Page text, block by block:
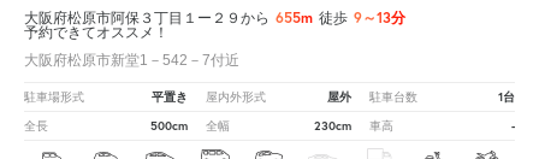
大阪府松原市阿保３丁目１ー２９から 655m 徒歩 9～13分
予約できてオススメ！
大阪府松原市新堂1－542－7付近
駐車場形式 平置き 屋内外形式 屋外 駐車台数 1台
全長 500cm 全幅 230cm 車高 -